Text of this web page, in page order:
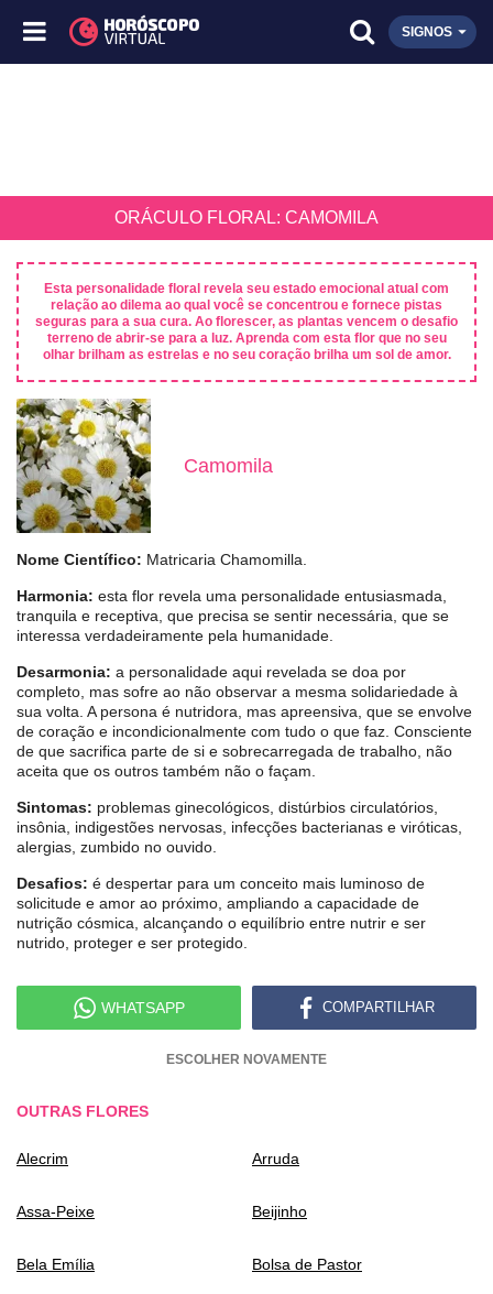
SIGNOS
ORÁCULO FLORAL: CAMOMILA
Esta personalidade floral revela seu estado emocional atual com
relação ao dilema ao qual você se concentrou e fornece pistas
seguras para a sua cura. Ao florescer, as plantas vencem o desafio
terreno de abrir-se para a luz. Aprenda com esta flor que no seu
olhar brilham as estrelas e no seu coração brilha um sol de amor.
Camomila
Nome Científico: Matricaria Chamomilla.
Harmonia: esta flor revela uma personalidade entusiasmada,
tranquila e receptiva, que precisa se sentir necessária, que se
interessa verdadeiramente pela humanidade.
Desarmonia: a personalidade aqui revelada se doa por
completo, mas sofre ao não observar a mesma solidariedade à
sua volta. A persona é nutridora, mas apreensiva, que se envolve
de coração e incondicionalmente com tudo o que faz. Consciente
de que sacrifica parte de si e sobrecarregada de trabalho, não
aceita que os outros também não o façam.
Sintomas: problemas ginecológicos, distúrbios circulatórios,
insônia, indigestões nervosas, infecções bacterianas e viróticas,
alergias, zumbido no ouvido.
Desafios: é despertar para um conceito mais luminoso de
solicitude e amor ao próximo, ampliando a capacidade de
nutrição cósmica, alcançando o equilíbrio entre nutrir e ser
nutrido, proteger e ser protegido.
WHATSAPP COMPARTILHAR
ESCOLHER NOVAMENTE
OUTRAS FLORES
Alecrim Arruda
Assa-Peixe Beijinho
Bela Emília Bolsa de Pastor